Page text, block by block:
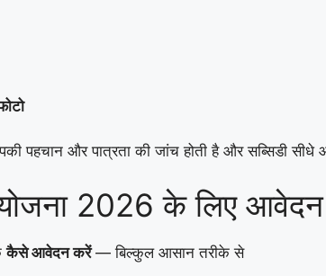
पहचान और पात्रता की जांच होती है और सब्सिडी
2026 के लिए
कैसे आवेदन करें— बिल्कुल आसान तरीके से